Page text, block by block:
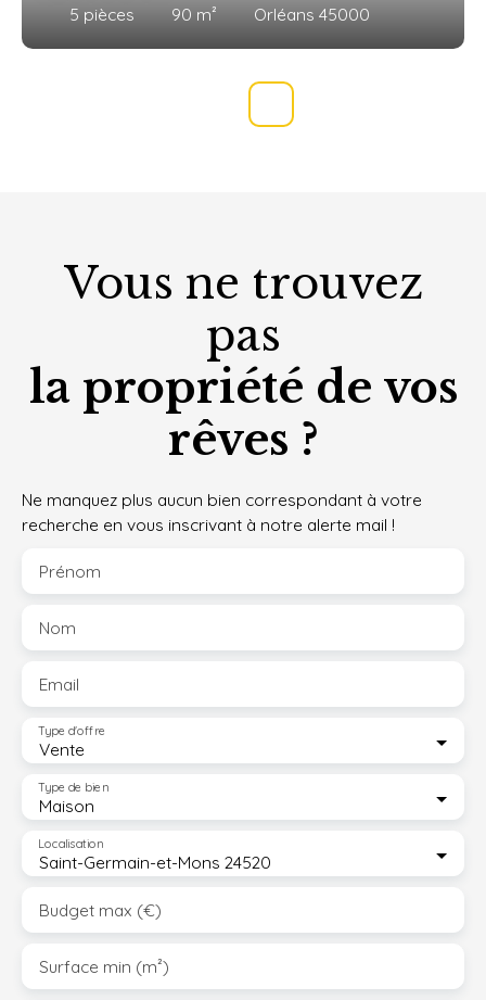
5 pièces 90 m² Orléans 45000
Vous ne trouvez
pas
la propriété de vos
rêves ?
Ne manquez plus aucun bien correspondant à votre
recherche en vous inscrivant à notre alerte mail !
Prénom
Nom
Email
Vente
Type d'offre
Maison
Type de bien
Saint-Germain-et-Mons 24520
Localisation
Budget max (€)
Surface min (m²)